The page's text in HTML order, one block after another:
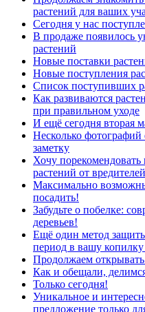
растений для ваших
Сегодня у нас
В продаже появилось
растений
Новые поставки
Новые поступления
Список поступивших
Как развиваются
при правильном уходе
И ещё сегодня вторая
Несколько
заметку
Хочу
растений от
Максимально
посадить!
Забудьте о побелке:
деревьев!
Ещё один метод
период в вашу
Продолжаем открывать
Как и обещали,
Только сегодня!
Уникальное и
предложение только